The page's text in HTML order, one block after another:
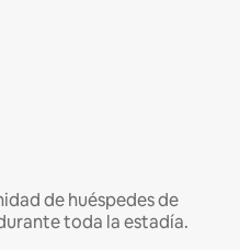
de huéspedes de
toda la estadía.